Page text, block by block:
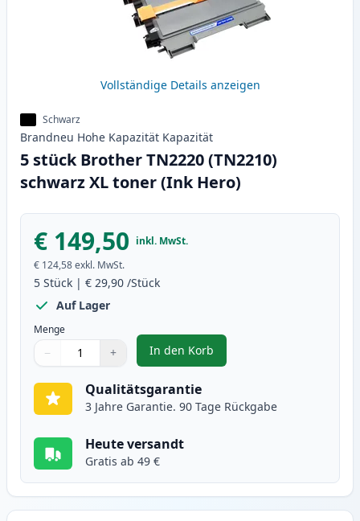
Vollständige Details anzeigen
Schwarz
Brandneu Hohe Kapazität Kapazität
5 stück Brother TN2220 (TN2210)
schwarz XL toner (Ink Hero)
€ 149,50 inkl. MwSt.
€ 124,58exkl. MwSt.
5 Stück | € 29,90 /Stück
Auf Lager
Menge
Verwenden Sie die Tasten, um anzupassen
− +
1
In den Korb
, 5 stück Brother TN2220
Qualitätsgarantie
3 Jahre Garantie. 90 Tage Rückgabe
Heute versandt
Gratis ab 49 €